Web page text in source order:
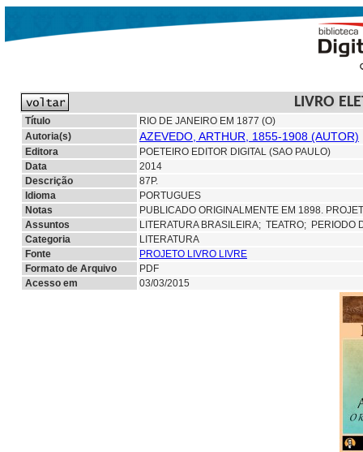
LIVRO
Título
RIO DE JANEIRO EM 1877 (O)
Autoria(s)
AZEVEDO, ARTHUR, 1855-1908 (AUTOR)
Editora
POETEIRO EDITOR DIGITAL (SAO PAULO)
Data
2014
Descrição
87P.
Idioma
PORTUGUES
Notas
PUBLICADO ORIGINALMENTE EM 1898.
Assuntos
LITERATURA BRASILEIRA; TEATRO; PERIODO
Categoria
LITERATURA
Fonte
PROJETO LIVRO LIVRE
Formato de Arquivo
PDF
Acesso em
03/03/2015